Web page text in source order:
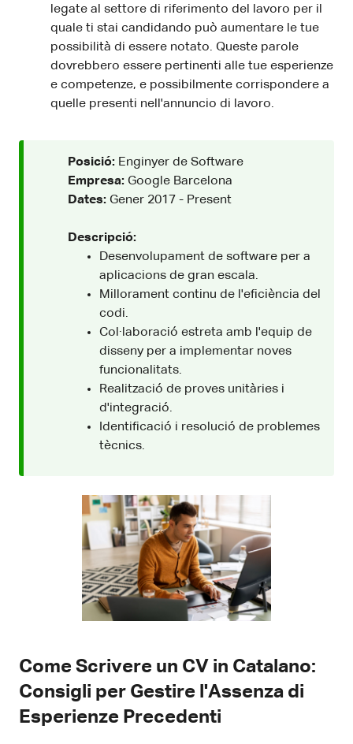
legate al settore di riferimento del lavoro per il
quale ti stai candidando può aumentare le tue
possibilità di essere notato. Queste parole
dovrebbero essere pertinenti alle tue esperienze
e competenze, e possibilmente corrispondere a
quelle presenti nell'annuncio di lavoro.
Posició: Enginyer de Software
Empresa: Google Barcelona
Dates: Gener 2017 - Present
Descripció:
Desenvolupament de software per a
aplicacions de gran escala.
Millorament continu de l'eficiència del
codi.
Col·laboració estreta amb l'equip de
disseny per a implementar noves
funcionalitats.
Realització de proves unitàries i
d'integració.
Identificació i resolució de problemes
tècnics.
Come Scrivere un CV in Catalano:
Consigli per Gestire l'Assenza di
Esperienze Precedenti